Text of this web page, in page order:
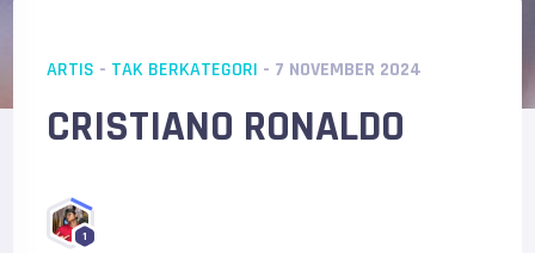
ARTIS - TAK BERKATEGORI - 7 NOVEMBER 2024
CRISTIANO RONALDO
1